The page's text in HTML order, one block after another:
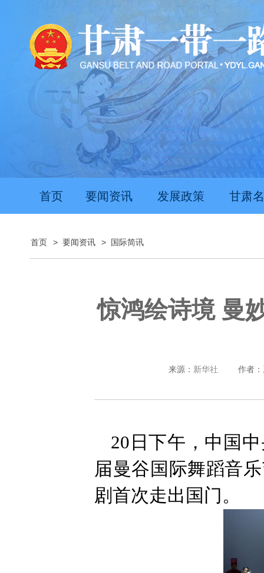
首页 要闻资讯 发展政策 甘肃
首页 > 要闻资讯 > 国际简讯
惊鸿绘诗境 曼
来源： 新华社 作者：
20日下午，中国
届曼谷国际舞蹈音
剧首次走出国门。